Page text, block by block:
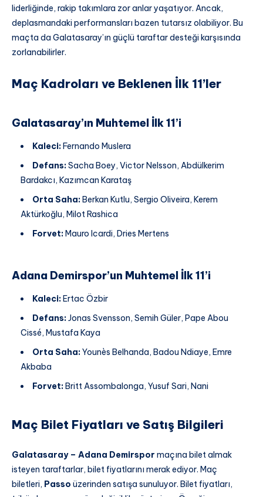
liderliğinde, rakip takımlara zor anlar yaşatıyor. Ancak,
deplasmandaki performansları bazen tutarsız olabiliyor. Bu
maçta da Galatasaray’ın güçlü taraftar desteği karşısında
zorlanabilirler.
Maç Kadroları ve Beklenen İlk 11’ler
Galatasaray’ın Muhtemel İlk 11’i
Kaleci:Fernando Muslera
Defans:Sacha Boey, Victor Nelsson, Abdülkerim
Bardakcı, Kazımcan Karataş
Orta Saha:Berkan Kutlu, Sergio Oliveira, Kerem
Aktürkoğlu, Milot Rashica
Forvet:Mauro Icardi, Dries Mertens
Adana Demirspor’un Muhtemel İlk 11’i
Kaleci: Ertac Özbir
Defans:Jonas Svensson, Semih Güler, Pape Abou
Cissé, Mustafa Kaya
Orta Saha:Younès Belhanda, Badou Ndiaye, Emre
Akbaba
Forvet: Britt Assombalonga, Yusuf Sari, Nani
Maç Bilet Fiyatları ve Satış Bilgileri
Galatasaray – Adana Demirspor maçına bilet almak
isteyen taraftarlar, bilet fiyatlarını merak ediyor. Maç
biletleri, Passo üzerinden satışa sunuluyor. Bilet fiyatları,